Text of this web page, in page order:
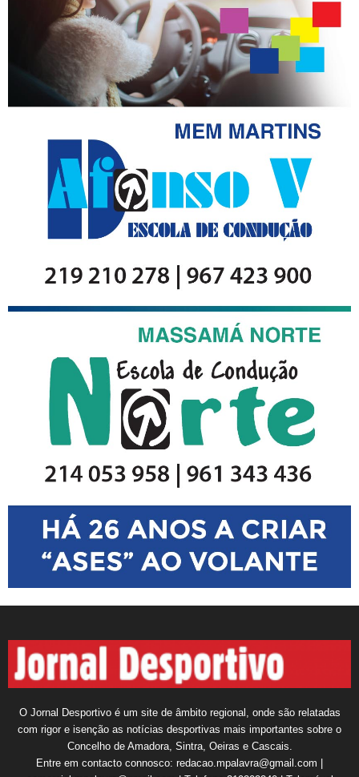
O Jornal Desportivo é um site de âmbito regional, onde são relatadas
com rigor e isenção as notícias desportivas mais importantes sobre o
Concelho de Amadora, Sintra, Oeiras e Cascais.
Entre em contacto connosco: redacao.mpalavra@gmail.com |